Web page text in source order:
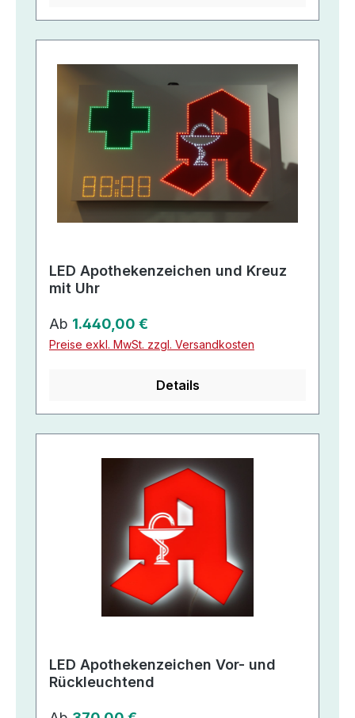
LED Apothekenzeichen und Kreuz
mit Uhr
Regulärer Preis:
Ab 1.440,00 €
Preise exkl. MwSt. zzgl. Versandkosten
Details
LED Apothekenzeichen Vor- und
Rückleuchtend